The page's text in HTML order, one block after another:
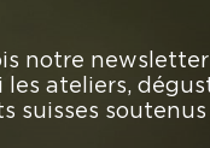
notre
les ateliers,
suisses